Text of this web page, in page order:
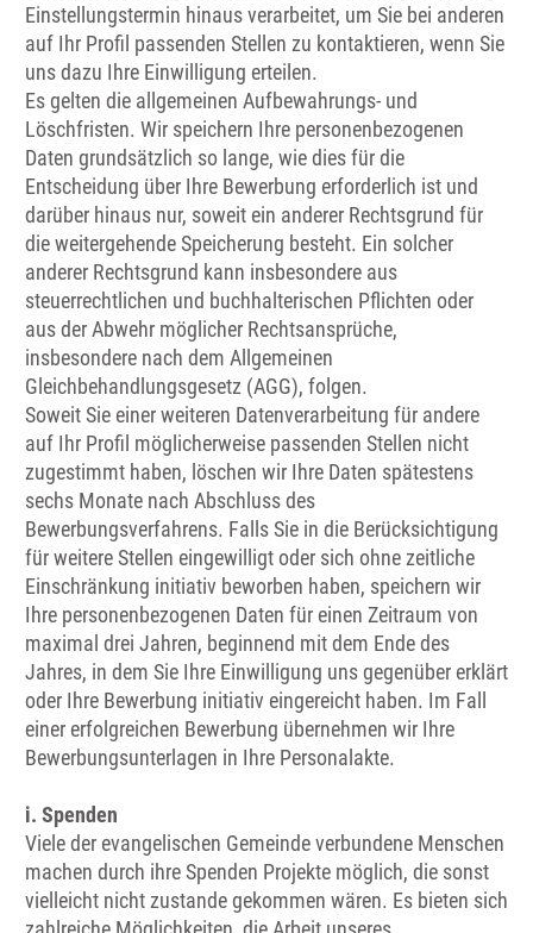
Einstellungstermin hinaus verarbeitet, um Sie bei anderen
auf Ihr Profil passenden Stellen zu kontaktieren, wenn Sie
uns dazu Ihre Einwilligung erteilen.
Es gelten die allgemeinen Aufbewahrungs- und
Löschfristen. Wir speichern Ihre personenbezogenen
Daten grundsätzlich so lange, wie dies für die
Entscheidung über Ihre Bewerbung erforderlich ist und
darüber hinaus nur, soweit ein anderer Rechtsgrund für
die weitergehende Speicherung besteht. Ein solcher
anderer Rechtsgrund kann insbesondere aus
steuerrechtlichen und buchhalterischen Pflichten oder
aus der Abwehr möglicher Rechtsansprüche,
insbesondere nach dem Allgemeinen
Gleichbehandlungsgesetz (AGG), folgen.
Soweit Sie einer weiteren Datenverarbeitung für andere
auf Ihr Profil möglicherweise passenden Stellen nicht
zugestimmt haben, löschen wir Ihre Daten spätestens
sechs Monate nach Abschluss des
Bewerbungsverfahrens. Falls Sie in die Berücksichtigung
für weitere Stellen eingewilligt oder sich ohne zeitliche
Einschränkung initiativ beworben haben, speichern wir
Ihre personenbezogenen Daten für einen Zeitraum von
maximal drei Jahren, beginnend mit dem Ende des
Jahres, in dem Sie Ihre Einwilligung uns gegenüber erklärt
oder Ihre Bewerbung initiativ eingereicht haben. Im Fall
einer erfolgreichen Bewerbung übernehmen wir Ihre
Bewerbungsunterlagen in Ihre Personalakte.
i. Spenden
Viele der evangelischen Gemeinde verbundene Menschen
machen durch ihre Spenden Projekte möglich, die sonst
vielleicht nicht zustande gekommen wären. Es bieten sich